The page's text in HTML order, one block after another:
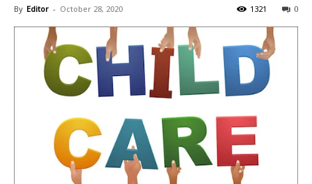
By Editor - October 28, 2020 0
1321